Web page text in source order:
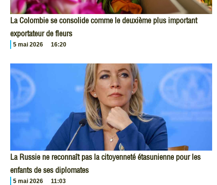
La Colombie se consolide comme le deuxième plus important
exportateur de fleurs
5 mai 2026 16:20
La Russie ne reconnaît pas la citoyenneté étasunienne pour les
enfants de ses diplomates
5 mai 2026 11:03